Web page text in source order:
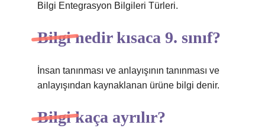
Bilgi Entegrasyon Bilgileri Türleri.
Bilgi nedir kısaca 9. sınıf?
İnsan tanınması ve anlayışının tanınması ve
anlayışından kaynaklanan ürüne bilgi denir.
Bilgi kaça ayrılır?